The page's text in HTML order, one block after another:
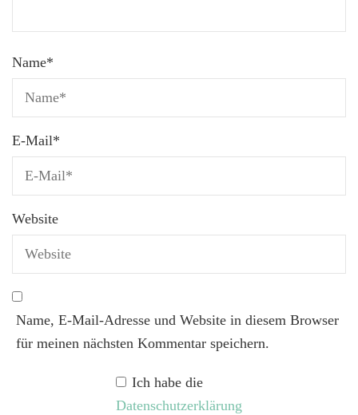
Name*
E-Mail*
Website
Name, E-Mail-Adresse und Website in diesem Browser
für meinen nächsten Kommentar speichern.
Ich habe die
Datenschutzerklärung